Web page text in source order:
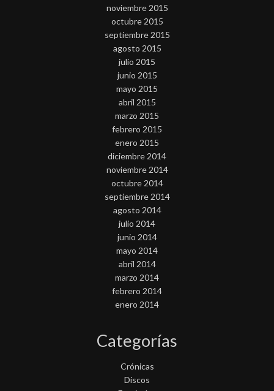
noviembre 2015
octubre 2015
septiembre 2015
agosto 2015
julio 2015
junio 2015
mayo 2015
abril 2015
marzo 2015
febrero 2015
enero 2015
diciembre 2014
noviembre 2014
octubre 2014
septiembre 2014
agosto 2014
julio 2014
junio 2014
mayo 2014
abril 2014
marzo 2014
febrero 2014
enero 2014
Categorías
Crónicas
Discos